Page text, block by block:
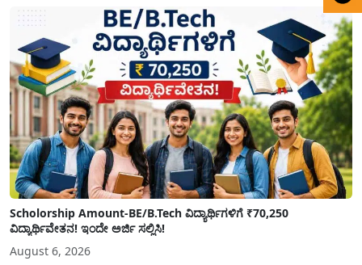
Scholorship Amount-BE/B.Tech ವಿದ್ಯಾರ್ಥಿಗಳಿಗೆ ₹70,250
ವಿದ್ಯಾರ್ಥಿವೇತನ! ಇಂದೇ ಅರ್ಜಿ ಸಲ್ಲಿಸಿ!
August 6, 2026